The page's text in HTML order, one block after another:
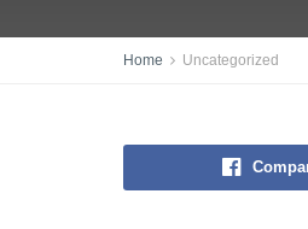
Home Uncategorized